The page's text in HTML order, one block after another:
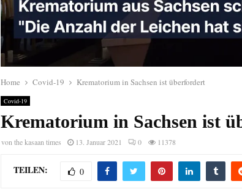
Home Covid-19 Krematorium in Sachsen ist überfordert
Covid-19
Krematorium in Sachsen ist
von the kasaan times 13. Januar 2021 0 11378
TEILEN: 0